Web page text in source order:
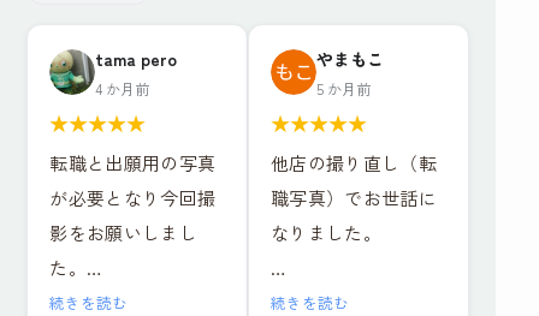
tama pero
4 か月前
★★★★★
転職と出願用の写真
が必要となり今回撮
影をお願いしまし
た。
年齢的にも写真写り
続きを読む
やまもこ
5 か月前
★★★★★
他店の撮り直し（転
職写真）でお世話に
なりました。
リクルートフォトプ
続きを読む